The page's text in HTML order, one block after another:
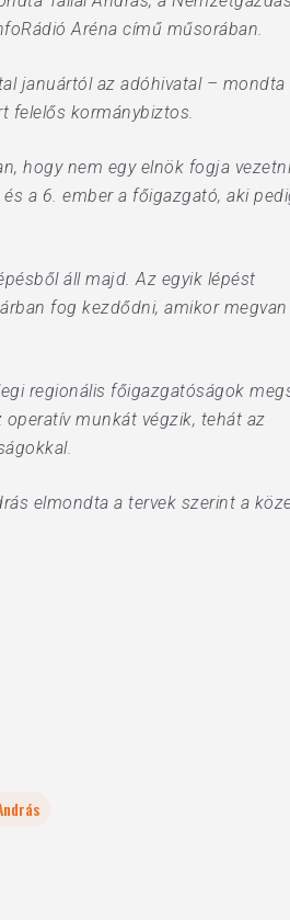
Aréna című műsorában.
januártól az adóhivatal – mondta
felelős kormánybiztos.
hogy nem egy elnök fogja
a 6. ember a főigazgató, aki
áll majd. Az egyik lépést
fog kezdődni, amikor
regionális főigazgatóságok
munkát végzik, tehát az
elmondta a tervek szerint a